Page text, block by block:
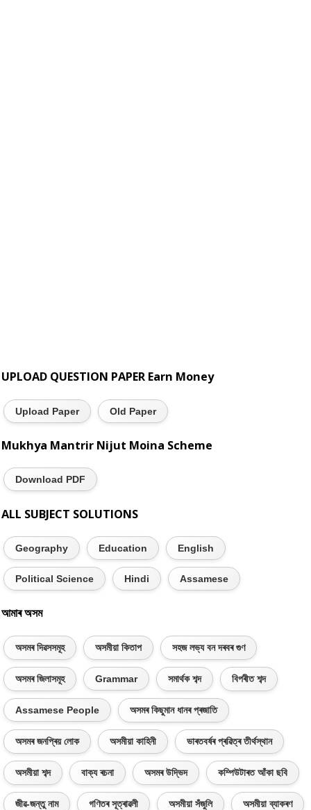
UPLOAD QUESTION PAPER Earn Money
Upload Paper Old Paper
Mukhya Mantrir Nijut Moina Scheme
Download PDF
ALL SUBJECT SOLUTIONS
Geography Education English
Political Science Hindi Assamese
আমাৰ অসম
অসমৰ দিৱসসমূহ অসমীয়া কিতাপ সহজ লভ্য বন দৰবৰ গুণ
অসমৰ জিলাসমূহ Grammar সমাৰ্থক শব্দ বিপৰীত শব্দ
Assamese People অসমৰ কিছুমান ধানৰ প্ৰজাতি
অসমৰ জনপ্ৰিয় লোক অসমীয়া কাহিনী ভাৰতবৰ্ষৰ প্ৰৱিত্ৰ তীৰ্থস্থান
অসমীয়া শব্দ বাক্য ৰচনা অসমৰ উদ্ভিদ কম্পিউটাৰত আঁকা ছবি
জীৱ-জন্তু নাম গণিতৰ সূত্ৰাৱলী অসমীয়া সঁজুলি অসমীয়া ব্যাকৰণ